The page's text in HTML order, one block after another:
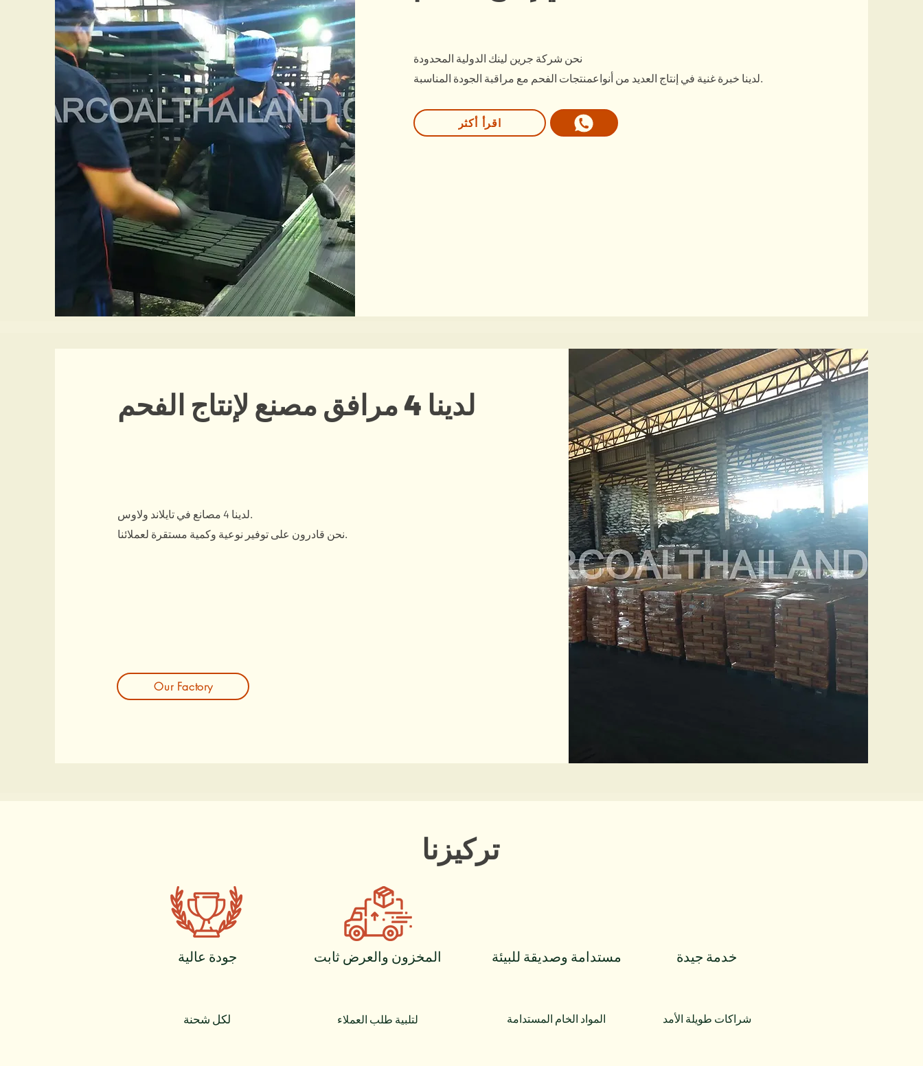
نحن شركة جرين لينك الدولية المحدودة
لدينا خبرة غنية في إنتاج العديد من أنواعمنتجات الفحم مع مراقبة الجودة المناسبة.
اقرأ أكثر
لدينا 4 مرافق مصنع لإنتاج الفحم
لدينا 4 مصانع في تايلاند ولاوس.
نحن قادرون على توفير نوعية وكمية مستقرة لعملائنا.
Our Factory
تركيزنا
جودة عالية
لكل شحنة
المخزون والعرض ثابت
لتلبية طلب العملاء
مستدامة وصديقة للبيئة خدمة جيدة
المواد الخام المستدامة شراكات طويلة الأمد